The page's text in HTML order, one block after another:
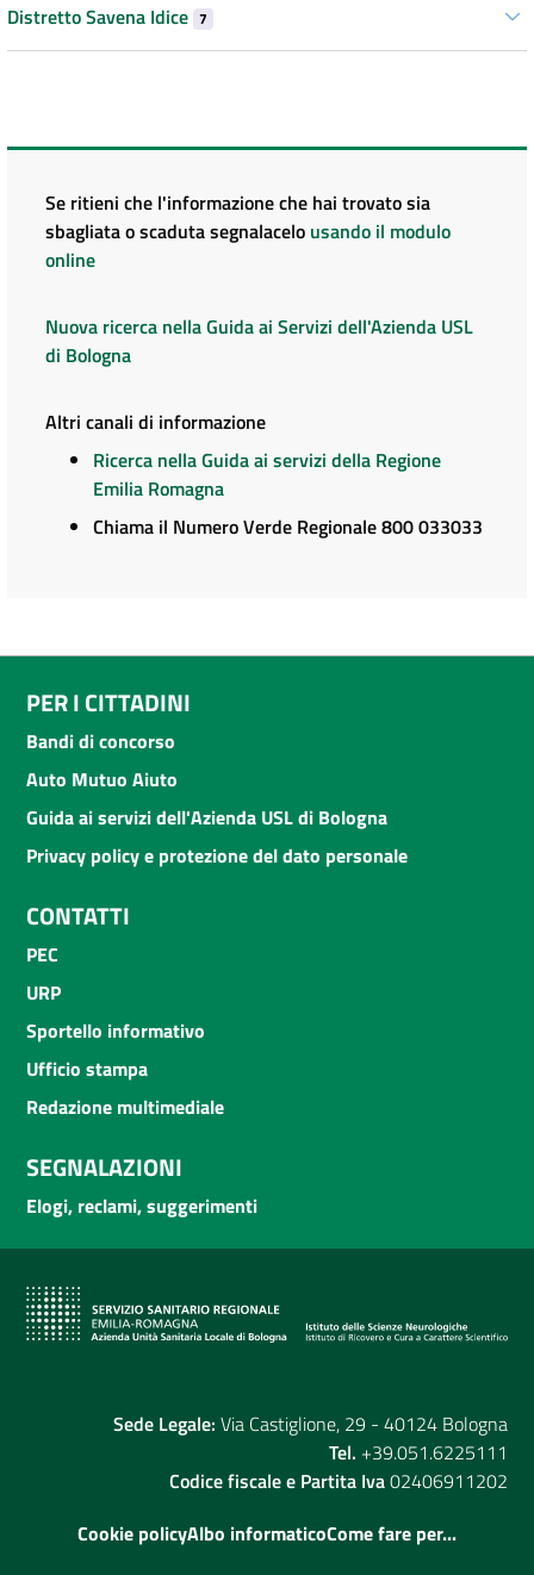
Distretto Savena Idice 7
Se ritieni che l'informazione che hai trovato sia
sbagliata o scaduta segnalacelo usando il modulo
online
Nuova ricerca nella Guida ai Servizi dell'Azienda USL
di Bologna
Altri canali di informazione
Ricerca nella Guida ai servizi della Regione
Emilia Romagna
Chiama il Numero Verde Regionale 800 033033
PER I CITTADINI
Bandi di concorso
Auto Mutuo Aiuto
Guida ai servizi dell'Azienda USL di Bologna
Privacy policy e protezione del dato personale
CONTATTI
PEC
URP
Sportello informativo
Ufficio stampa
Redazione multimediale
SEGNALAZIONI
Elogi, reclami, suggerimenti
Sede Legale: Via Castiglione, 29 - 40124 Bologna
Tel. +39.051.6225111
Codice fiscale e Partita Iva02406911202
Cookie policyAlbo informaticoCome fare per...